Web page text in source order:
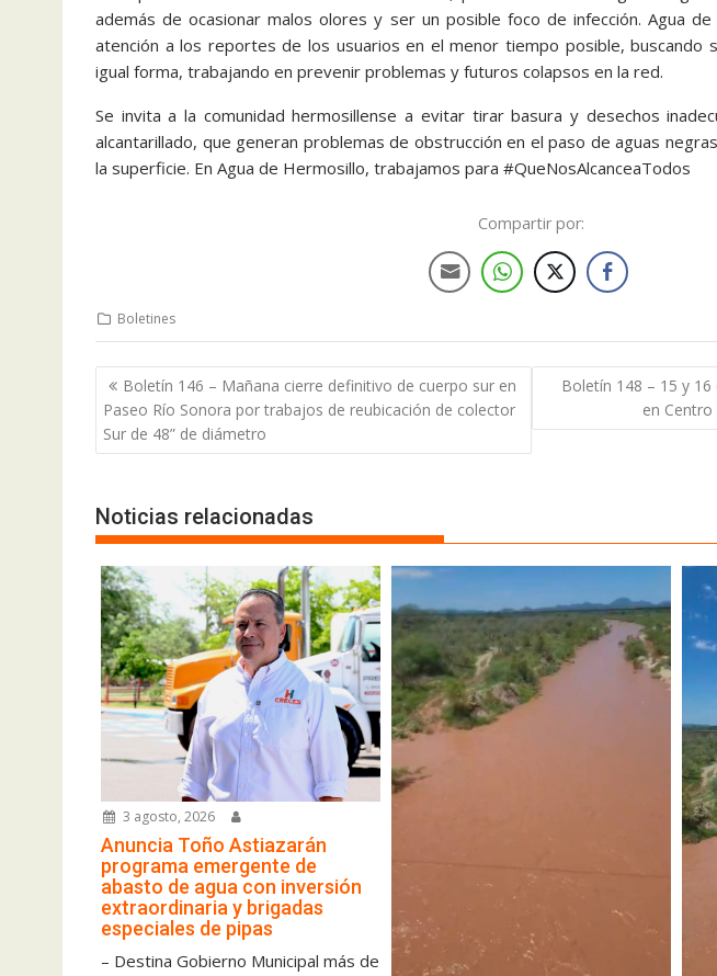
además de ocasionar malos olores y ser un posible foco de infección. Agua
atención a los reportes de los usuarios en el menor tiempo posible, buscando
igual forma, trabajando en prevenir problemas y futuros colapsos en la red.
Se invita a la comunidad hermosillense a evitar tirar basura y desechos
alcantarillado, que generan problemas de obstrucción en el paso de aguas
la superficie. En Agua de Hermosillo, trabajamos para #QueNosAlcanceaTodos
Compartir por:
Boletines
Boletín 146 – Mañana cierre definitivo de cuerpo sur en
Paseo Río Sonora por trabajos de reubicación de colector
Sur de 48” de diámetro
Boletín 148 – 15 y
en
Noticias relacionadas
3 agosto, 2026
Anuncia Toño Astiazarán
programa emergente de
abasto de agua con inversión
extraordinaria y brigadas
especiales de pipas
– Destina Gobierno Municipal más de